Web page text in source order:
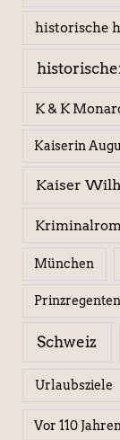
historische
K & K
Kaiserin
Kaiser
München
Schweiz
Urlaubsziele
Vor 110